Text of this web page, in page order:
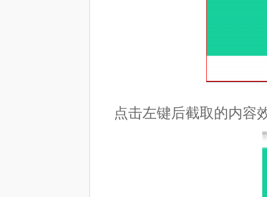
点击左键后截取的内容